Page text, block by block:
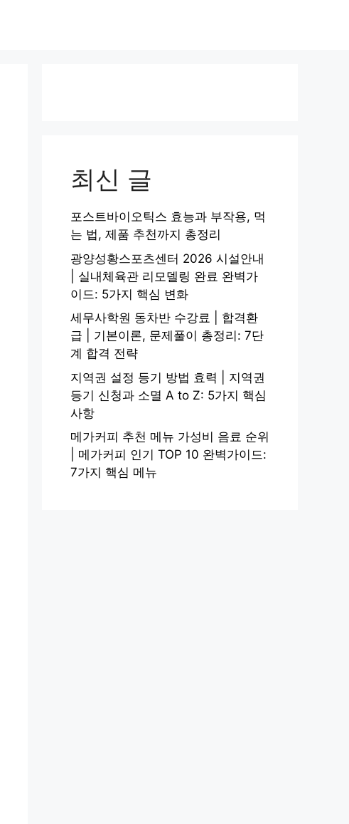
최신 글
포스트바이오틱스 효능과 부작용, 먹
는 법, 제품 추천까지 총정리
광양성황스포츠센터 2026 시설안내
| 실내체육관 리모델링 완료 완벽가
이드: 5가지 핵심 변화
세무사학원 동차반 수강료 | 합격환
급 | 기본이론, 문제풀이 총정리: 7단
계 합격 전략
지역권 설정 등기 방법 효력 | 지역권
등기 신청과 소멸 A to Z: 5가지 핵심
사항
메가커피 추천 메뉴 가성비 음료 순위
| 메가커피 인기 TOP 10 완벽가이드:
7가지 핵심 메뉴